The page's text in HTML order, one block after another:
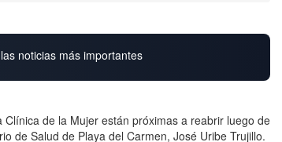
noticias más importantes
de la Mujer están próximas a reabrir luego de
de Salud de Playa del Carmen, José Uribe Trujillo.